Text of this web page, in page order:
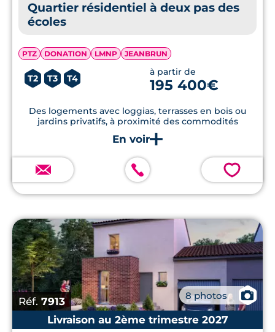
Quartier résidentiel à deux pas des
écoles
PTZ DONATION LMNP JEANBRUN
T2 T3 T4
à partir de
195 400€
Des logements avec loggias, terrasses en bois ou
jardins privatifs, à proximité des commodités
💗
Réf. 7913 8 photos
📷
Livraison au 2ème trimestre 2027